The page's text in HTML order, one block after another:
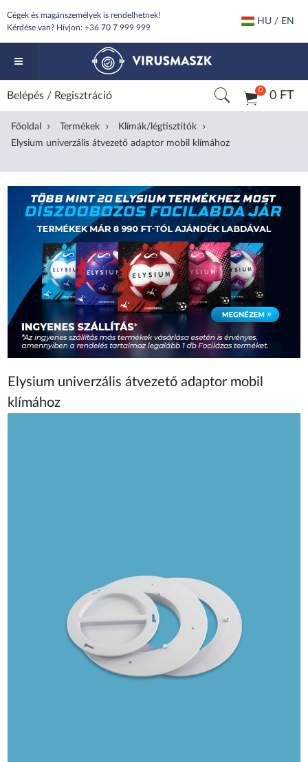
Cégek és magánszemélyek is rendelhetnek!
Kérdése van? Hívjon: +36 70 7 999 999
HU / EN
0 0 FT
Belépés / Regisztráció
Főoldal Termékek
Klímák/légtisztítók
Elysium univerzális átvezető adaptor mobil klímához
Elysium univerzális átvezető adaptor mobil
klímához